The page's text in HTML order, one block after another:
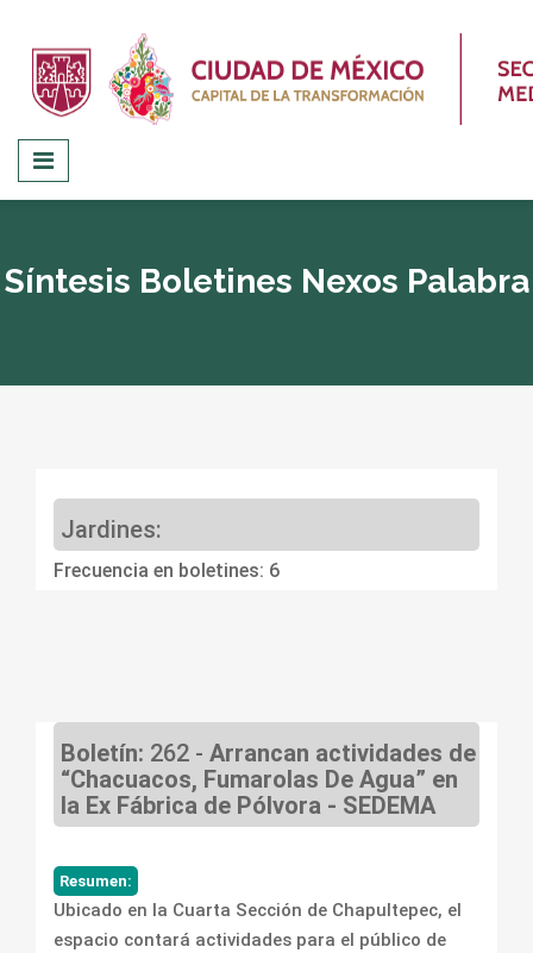
Síntesis Boletines Nexos Palabra
Jardines:
Frecuencia en boletines: 6
Boletín: 262 - Arrancan actividades de
“Chacuacos, Fumarolas De Agua” en
la Ex Fábrica de Pólvora - SEDEMA
Resumen:
Ubicado en la Cuarta Sección de Chapultepec, el
espacio contará actividades para el público de